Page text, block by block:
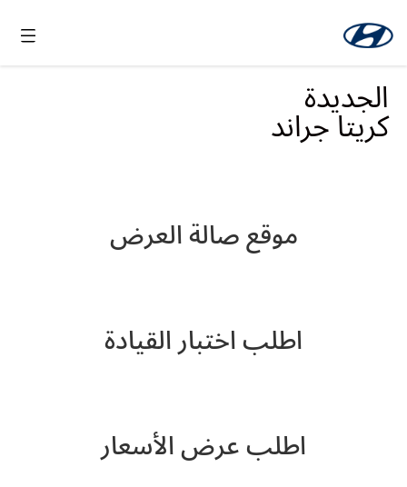
الجديدة
كريتا جراند
موقع صالة العرض
اطلب اختبار القيادة
اطلب عرض الأسعار